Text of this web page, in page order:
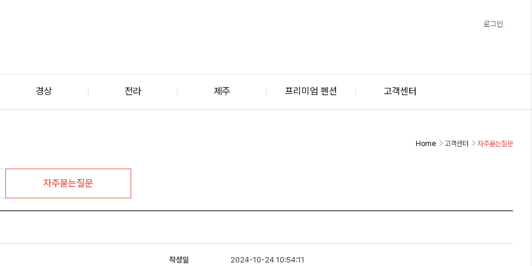
로그인.
경상 전라 제주 프리미엄 펜션 고객센터
Home 고객센터 자주묻는질문
자주묻는질문
작성일 2024-10-24 10:54:11